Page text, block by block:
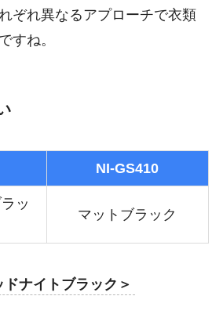
ぞれ異なるアプローチで衣類
すね。
NI-GS410
ッ
マットブラック
ドナイトブラック＞